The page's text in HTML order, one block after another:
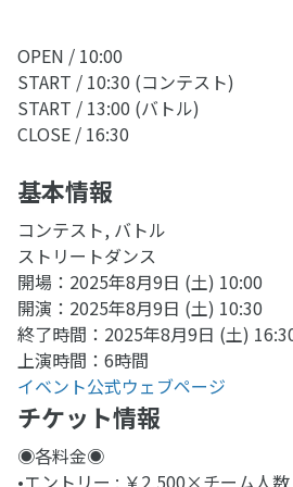
OPEN / 10:00
START / 10:30 (コンテスト)
START / 13:00 (バトル)
CLOSE / 16:30
基本情報
コンテスト, バトル
ストリートダンス
開場：2025年8月9日 (土) 10:00
開演：2025年8月9日 (土) 10:30
終了時間：2025年8月9日 (土)
上演時間：6時間
イベント公式ウェブページ
チケット情報
◉各料金◉
•エントリー : ￥2,500×チーム人数